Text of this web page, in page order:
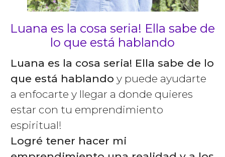
Luana es la cosa seria! Ella sabe de
lo que está hablando
Luana es la cosa seria! Ella sabe de lo
que está hablando y puede ayudarte
a enfocarte y llegar a donde quieres
estar con tu emprendimiento
espiritual!
Logré tener hacer mi